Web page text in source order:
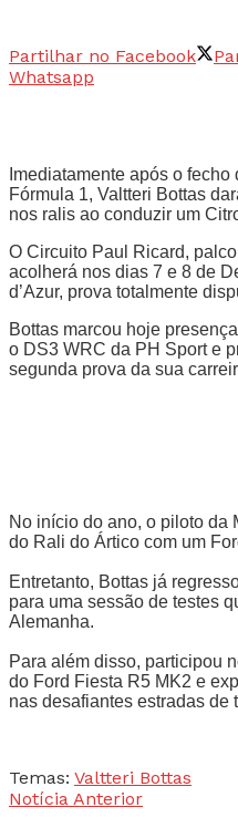
Partilhar no Facebook
Whatsapp
Imediatamente após o
Fórmula 1, Valtteri Bottas
nos ralis ao conduzir um
O Circuito Paul Ricard,
acolherá nos dias 7 e 8 de
d’Azur, prova totalmente
Bottas marcou hoje
o DS3 WRC da PH Sport e
segunda prova da sua
No início do ano, o piloto da
do Rali do Ártico com um
Entretanto, Bottas já
para uma sessão de testes
Alemanha.
Para além disso, participou
do Ford Fiesta R5 MK2 e
nas desafiantes estradas de
Temas: Valtteri Bottas
Notícia Anterior